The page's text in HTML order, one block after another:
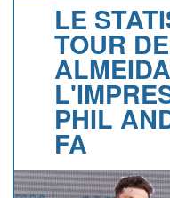
CALENDARIO
ALBI D'ORO
LE
TOUR
PHIL
FA